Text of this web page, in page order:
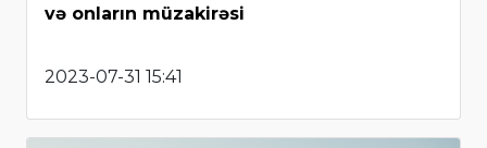
və onların müzakirəsi
2023-07-31 15:41